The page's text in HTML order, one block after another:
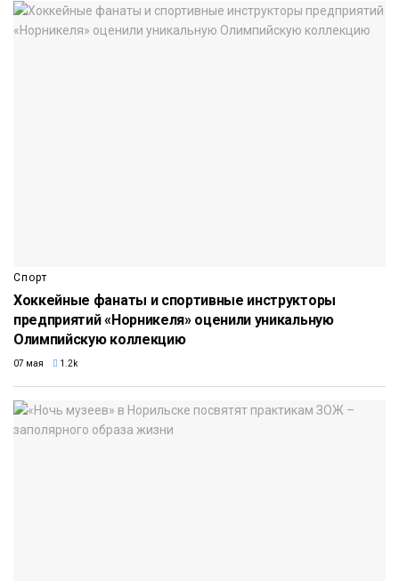
Спорт
Хоккейные фанаты и спортивные инструкторы
предприятий «Норникеля» оценили уникальную
Олимпийскую коллекцию
07 мая 1.2k